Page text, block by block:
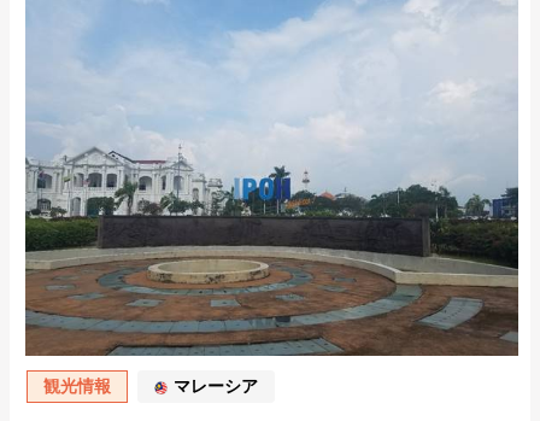
観光情報 マレーシア